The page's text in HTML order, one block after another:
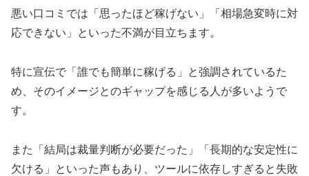
悪い口コミでは「思ったほど稼げない」「相場急変時に対
応できない」といった不満が目立ちます。
特に宣伝で「誰でも簡単に稼げる」と強調されているた
め、そのイメージとのギャップを感じる人が多いようで
す。
また「結局は裁量判断が必要だった」「長期的な安定性に
欠ける」といった声もあり、ツールに依存しすぎると失敗